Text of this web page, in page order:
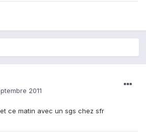
2011
ce matin avec un sgs chez sfr